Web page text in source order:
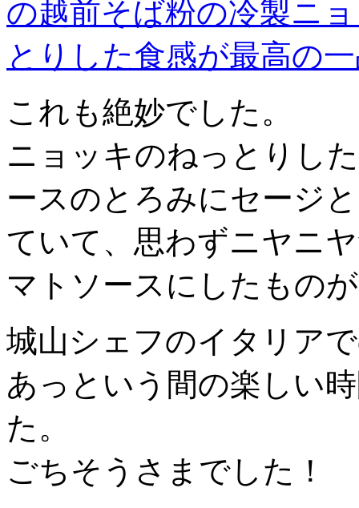
これも絶妙でした。
ニョッキのねっとりし
ースのとろみにセージ
ていて、思わずニヤニ
マトソースにしたもの
城山シェフのイタリア
あっという間の楽しい
た。
ごちそうさまでした！